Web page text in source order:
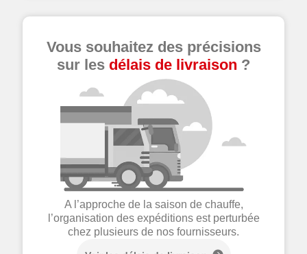
Vous souhaitez des précisions
sur les délais de livraison ?
A l’approche de la saison de chauffe,
l’organisation des expéditions est perturbée
chez plusieurs de nos fournisseurs.